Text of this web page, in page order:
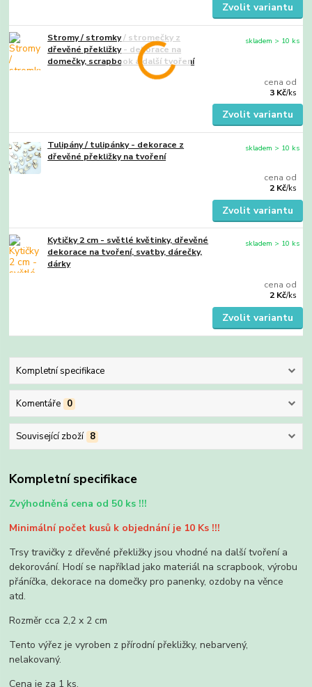
Zvolit variantu
Stromy / stromky / stromečky z
dřevěné překližky - dekorace na
domečky, scrapbook a další tvoření
cena od
3 Kč/ks
skladem > 10 ks
Zvolit variantu
Tulipány / tulipánky - dekorace z
dřevěné překližky na tvoření
cena od
2 Kč/ks
skladem > 10 ks
Zvolit variantu
Kytičky 2 cm - světlé květinky, dřevěné
dekorace na tvoření, svatby, dárečky,
dárky
cena od
2 Kč/ks
skladem > 10 ks
Zvolit variantu
Kompletní specifikace
Komentáře 0
Související zboží 8
Kompletní specifikace
Zvýhodněná cena od 50 ks !!!
Minimální počet kusů k objednání je 10 Ks !!!
Trsy travičky z dřevěné překližky jsou vhodné na další tvoření a
dekorování. Hodí se například jako materiál na scrapbook, výrobu
přáníčka, dekorace na domečky pro panenky, ozdoby na věnce
atd.
Rozměr cca 2,2 x 2 cm
Tento výřez je vyroben z přírodní překližky, nebarvený,
nelakovaný.
Cena je za 1 ks.